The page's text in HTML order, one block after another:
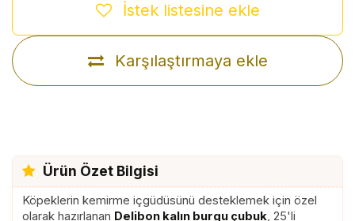
Karşılaştırmaya ekle
İstek listesine ekle
Ürün Özet Bilgisi
Köpeklerin kemirme içgüdüsünü desteklemek için özel
olarak hazırlanan Delibon kalın burgu çubuk, 25'li